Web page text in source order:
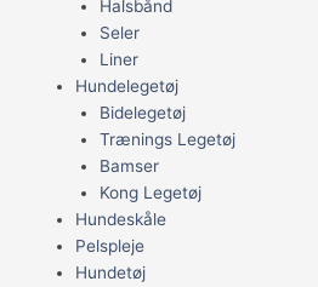
Halsbånd
Seler
Liner
Hundelegetøj
Bidelegetøj
Trænings Legetøj
Bamser
Kong Legetøj
Hundeskåle
Pelspleje
Hundetøj